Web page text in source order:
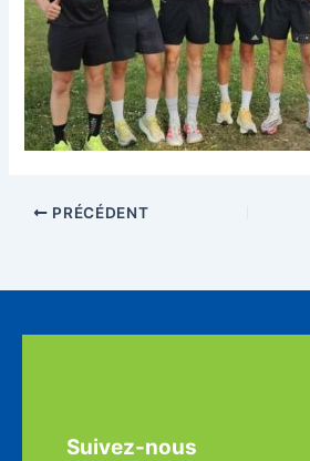
PRÉCÉDENT
Suivez-nous